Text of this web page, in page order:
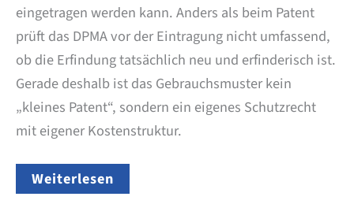
eingetragen werden kann. Anders als beim Patent
prüft das DPMA vor der Eintragung nicht umfassend,
ob die Erfindung tatsächlich neu und erfinderisch ist.
Gerade deshalb ist das Gebrauchsmuster kein
„kleines Patent“, sondern ein eigenes Schutzrecht
mit eigener Kostenstruktur.
Deutsches
Gebrauchsmuster:
Weiterlesen